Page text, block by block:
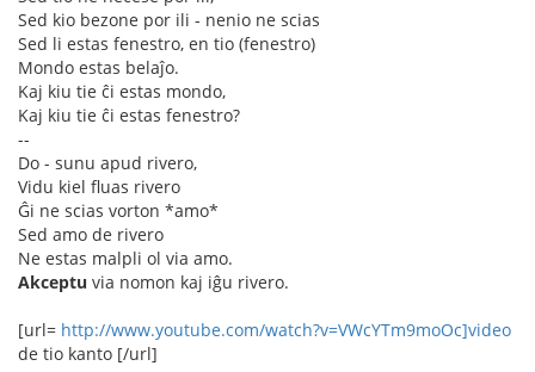
Sed kio bezone por ili - nenio ne scias
Sed li estas fenestro, en tio (fenestro)
Mondo estas belaĵo.
Kaj kiu tie ĉi estas mondo,
Kaj kiu tie ĉi estas fenestro?
--
Do - sunu apud rivero,
Vidu kiel fluas rivero
Ĝi ne scias vorton *amo*
Sed amo de rivero
Ne estas malpli ol via amo.
Akceptu via nomon kaj iĝu rivero.
[url= http://www.youtube.com/watch?v=VWcYTm9moOc]video
de tio kanto [/url]